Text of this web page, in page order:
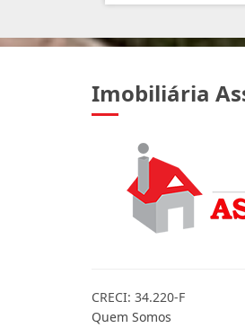
Imobiliária
CRECI: 34.220-F
Quem Somos